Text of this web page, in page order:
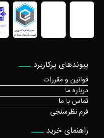
پیوندهای پرکاربرد
قوانین و مقررات
درباره ما
تماس با ما
فرم نظرسنجی
راهنمای خرید